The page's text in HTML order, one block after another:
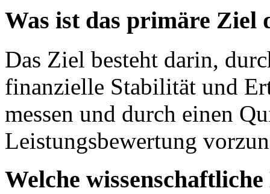
Was ist das primäre Ziel
Das Ziel besteht darin,
finanzielle Stabilität und
messen und durch einen
Leistungsbewertung
Welche